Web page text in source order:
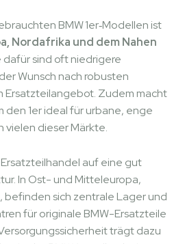
BMW 1er‑Modellen ist
Nordafrika und dem Nahen
dafür sind oft niedrigere
Wunsch nach robusten
Ersatzteilangebot. Zudem macht
den 1er ideal für urbane, enge
vielen dieser Märkte.
auf eine gut
In Ost- und Mitteleuropa,
befinden sich zentrale Lager und
für originale BMW-Ersatzteile
trägt dazu